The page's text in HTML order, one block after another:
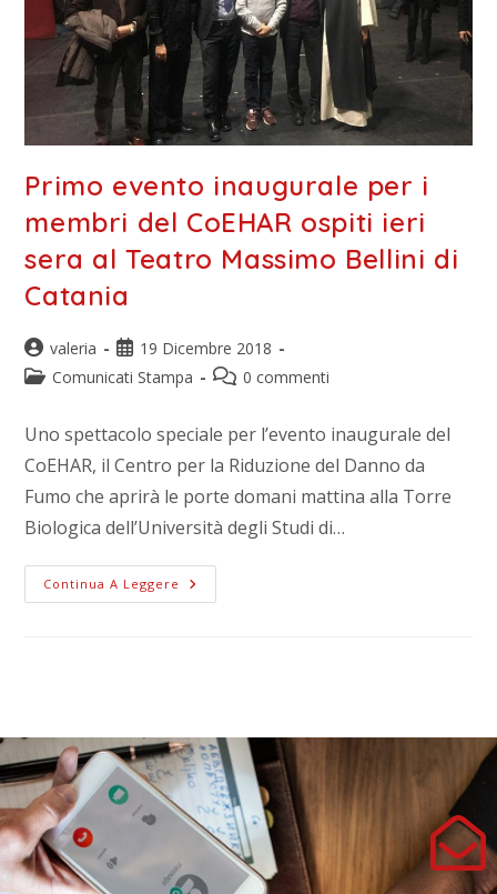
Primo evento inaugurale per i
membri del CoEHAR ospiti ieri
sera al Teatro Massimo Bellini di
Catania
valeria
19 Dicembre 2018
Comunicati Stampa
0 commenti
Uno spettacolo speciale per l’evento inaugurale del
CoEHAR, il Centro per la Riduzione del Danno da
Fumo che aprirà le porte domani mattina alla Torre
Biologica dell’Università degli Studi di…
Continua A Leggere